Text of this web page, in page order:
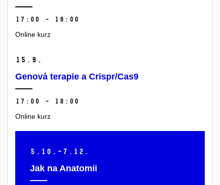
17:00 – 18:00
Online kurz
15. 9.
Genová terapie a Crispr/Cas9
17:00 – 18:00
Online kurz
5. 10.–7. 12.
Jak na Anatomii